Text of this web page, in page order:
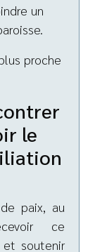
un
proche
le
paix, au
ce
et soutenir